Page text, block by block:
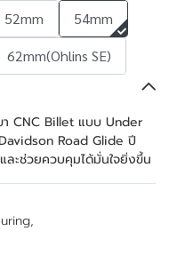
52mm
54mm
62mm(Ohlins SE)
CNC Billet แบบ Under
Road Glide ปี
ะช่วยควบคุมได้มั่นใจยิ่งขึ้น
,